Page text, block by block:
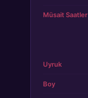
Müsait Saatler
Uyruk
Boy